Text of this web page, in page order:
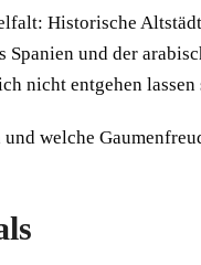
Historische
und der
nicht entgehen
welche